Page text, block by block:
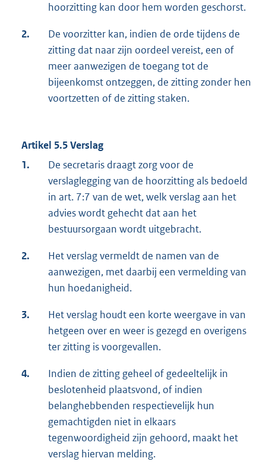
hoorzitting kan door hem worden geschorst.
2.
De voorzitter kan, indien de orde tijdens de
zitting dat naar zijn oordeel vereist, een of
meer aanwezigen de toegang tot de
bijeenkomst ontzeggen, de zitting zonder hen
voortzetten of de zitting staken.
Artikel 5.5 Verslag
1.
De secretaris draagt zorg voor de
verslaglegging van de hoorzitting als bedoeld
in art. 7:7 van de wet, welk verslag aan het
advies wordt gehecht dat aan het
bestuursorgaan wordt uitgebracht.
2.
Het verslag vermeldt de namen van de
aanwezigen, met daarbij een vermelding van
hun hoedanigheid.
3.
Het verslag houdt een korte weergave in van
hetgeen over en weer is gezegd en overigens
ter zitting is voorgevallen.
4.
Indien de zitting geheel of gedeeltelijk in
beslotenheid plaatsvond, of indien
belanghebbenden respectievelijk hun
gemachtigden niet in elkaars
tegenwoordigheid zijn gehoord, maakt het
verslag hiervan melding.